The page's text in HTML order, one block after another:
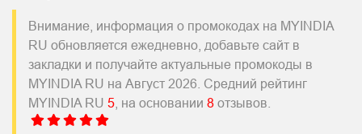
Внимание, информация о промокодах на MYINDIA
RU обновляется ежедневно, добавьте сайт в
закладки и получайте актуальные промокоды в
MYINDIA RU на Август 2026. Средний рейтинг
MYINDIA RU 5 , на основании 8 отзывов.